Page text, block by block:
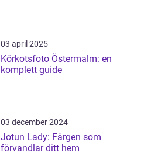
03 april 2025
Körkotsfoto Östermalm: en
komplett guide
03 december 2024
Jotun Lady: Färgen som
förvandlar ditt hem